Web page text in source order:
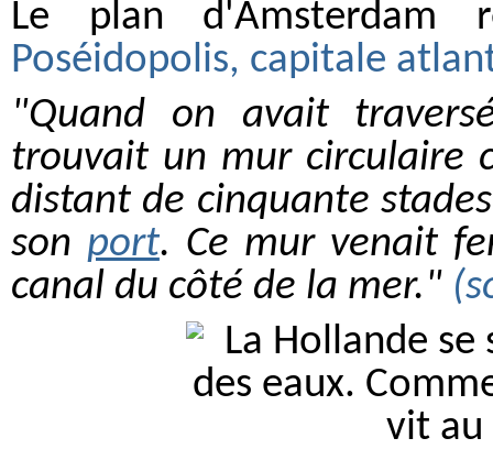
Le plan d'Amsterdam
Poséidopolis, capitale
"Quand on avait
trouvait un mur circulaire
distant de cinquante
son port. Ce mur venait
canal du côté de la mer."